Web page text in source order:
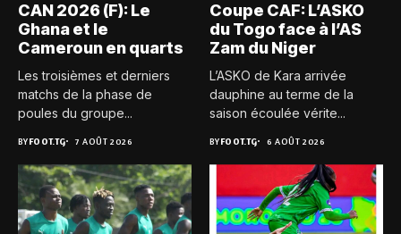
CAN 2026 (F): Le
Ghana et le
Cameroun en quarts
Les troisièmes et derniers
matchs de la phase de
poules du groupe...
BYFOOT.TG 7 AOÛT 2026
Coupe CAF: L’ASKO
du Togo face à l’AS
Zam du Niger
L’ASKO de Kara arrivée
dauphine au terme de la
saison écoulée vérite...
BYFOOT.TG 6 AOÛT 2026